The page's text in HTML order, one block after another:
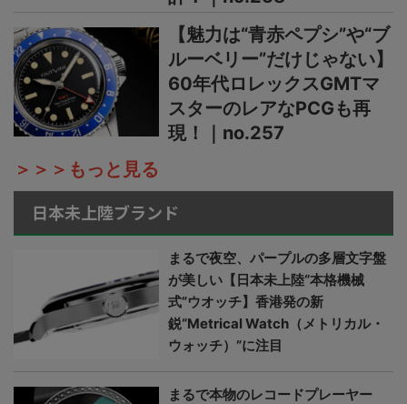
【魅力は“青赤ペプシ”や“ブ
ルーベリー”だけじゃない】
60年代ロレックスGMTマ
スターのレアなPCGも再
現！｜no.257
＞＞＞もっと見る
日本未上陸ブランド
まるで夜空、パープルの多層文字盤
が美しい【日本未上陸“本格機械
式”ウオッチ】香港発の新
鋭“Metrical Watch（メトリカル・
ウォッチ）”に注目
まるで本物のレコードプレーヤー